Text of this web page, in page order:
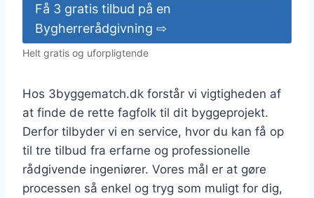
Få 3 gratis tilbud på en
Bygherrerådgivning ⇨
Helt gratis og uforpligtende
Hos 3byggematch.dk forstår vi vigtigheden af
at finde de rette fagfolk til dit byggeprojekt.
Derfor tilbyder vi en service, hvor du kan få op
til tre tilbud fra erfarne og professionelle
rådgivende ingeniører. Vores mål er at gøre
processen så enkel og tryg som muligt for dig,